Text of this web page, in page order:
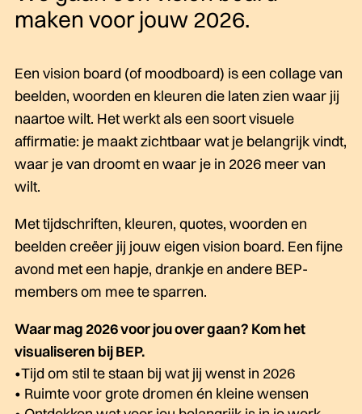
maken voor jouw 2026.
Een vision board (of moodboard) is een collage van
beelden, woorden en kleuren die laten zien waar jij
naartoe wilt. Het werkt als een soort visuele
affirmatie: je maakt zichtbaar wat je belangrijk vindt,
waar je van droomt en waar je in 2026 meer van
wilt.
Met tijdschriften, kleuren, quotes, woorden en
beelden creëer jij jouw eigen vision board. Een fijne
avond met een hapje, drankje en andere BEP-
members om mee te sparren.
Waar mag 2026 voor jou over gaan? Kom het
visualiseren bij BEP.
•Tijd om stil te staan bij wat jij wenst in 2026
• Ruimte voor grote dromen én kleine wensen